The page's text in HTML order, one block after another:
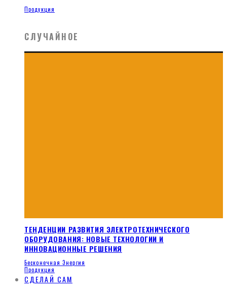
Продукция
СЛУЧАЙНОЕ
ТЕНДЕНЦИИ РАЗВИТИЯ ЭЛЕКТРОТЕХНИЧЕСКОГО
ОБОРУДОВАНИЯ: НОВЫЕ ТЕХНОЛОГИИ И
ИННОВАЦИОННЫЕ РЕШЕНИЯ
Бесконечная Энергия
Продукция
СДЕЛАЙ САМ